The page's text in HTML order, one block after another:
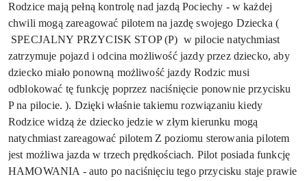
Rodzice mają pełną kontrolę nad jazdą Pociechy - w każdej
chwili mogą zareagować pilotem na jazdę swojego Dziecka (
SPECJALNY PRZYCISK STOP (P) w pilocie natychmiast
zatrzymuje pojazd i odcina możliwość jazdy przez dziecko, aby
dziecko miało ponowną możliwość jazdy Rodzic musi
odblokować tę funkcję poprzez naciśnięcie ponownie przycisku
P na pilocie. ). Dzięki właśnie takiemu rozwiązaniu kiedy
Rodzice widzą że dziecko jedzie w złym kierunku mogą
natychmiast zareagować pilotem Z poziomu sterowania pilotem
jest możliwa jazda w trzech prędkościach. Pilot posiada funkcję
HAMOWANIA - auto po naciśnięciu tego przycisku staje prawie